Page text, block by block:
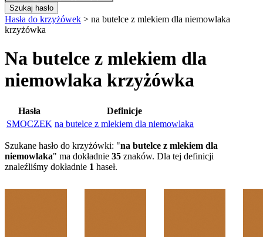
Szukaj hasło
Hasła do krzyżówek > na butelce z mlekiem dla niemowlaka
krzyżówka
Na butelce z mlekiem dla
niemowlaka krzyżówka
Hasła
Definicje
SMOCZEK na butelce z mlekiem dla niemowlaka
Szukane hasło do krzyżówki: "na butelce z mlekiem dla
niemowlaka" ma dokładnie 35 znaków. Dla tej definicji
znaleźliśmy dokładnie 1 haseł.